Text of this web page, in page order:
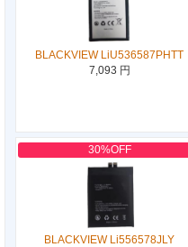
BLACKVIEW LiU536587PHTT
7,093 円
30%OFF
BLACKVIEW Li556578JLY